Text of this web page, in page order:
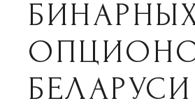
БЕЛАРУСИ